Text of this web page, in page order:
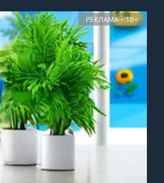
РЕКЛАМА • 18+